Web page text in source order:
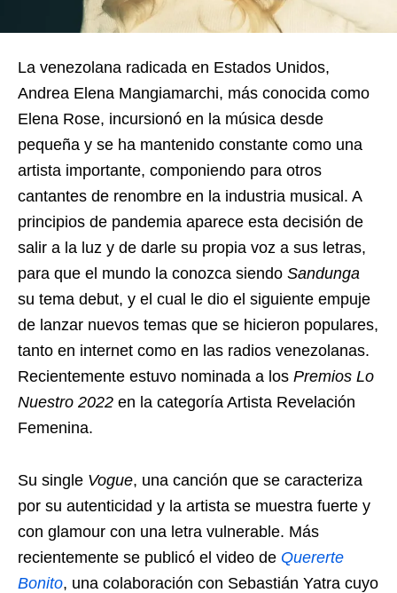
La venezolana radicada en Estados Unidos,
Andrea Elena Mangiamarchi, más conocida como
Elena Rose, incursionó en la música desde
pequeña y se ha mantenido constante como una
artista importante, componiendo para otros
cantantes de renombre en la industria musical. A
principios de pandemia aparece esta decisión de
salir a la luz y de darle su propia voz a sus letras,
para que el mundo la conozca siendo Sandunga
su tema debut, y el cual le dio el siguiente empuje
de lanzar nuevos temas que se hicieron populares,
tanto en internet como en las radios venezolanas.
Recientemente estuvo nominada a los Premios Lo
Nuestro 2022 en la categoría Artista Revelación
Femenina.
Su single Vogue, una canción que se caracteriza
por su autenticidad y la artista se muestra fuerte y
con glamour con una letra vulnerable. Más
recientemente se publicó el video de Quererte
Bonito, una colaboración con Sebastián Yatra cuyo